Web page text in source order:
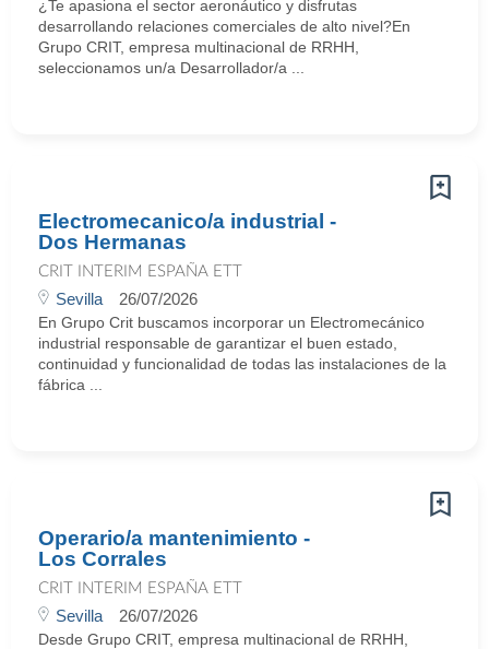
¿Te apasiona el sector aeronáutico y disfrutas
desarrollando relaciones comerciales de alto nivel?En
Grupo CRIT, empresa multinacional de RRHH,
seleccionamos un/a Desarrollador/a ...
Electromecanico/a industrial -
Dos Hermanas
CRIT INTERIM ESPAÑA ETT
Sevilla 26/07/2026
En Grupo Crit buscamos incorporar un Electromecánico
industrial responsable de garantizar el buen estado,
continuidad y funcionalidad de todas las instalaciones de la
fábrica ...
Operario/a mantenimiento -
Los Corrales
CRIT INTERIM ESPAÑA ETT
Sevilla 26/07/2026
Desde Grupo CRIT, empresa multinacional de RRHH,